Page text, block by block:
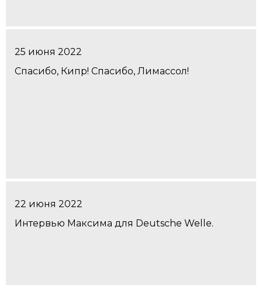
25 июня 2022
Спасибо, Кипр! Спасибо, Лимассол!
22 июня 2022
Интервью Максима для Deutsche Welle.